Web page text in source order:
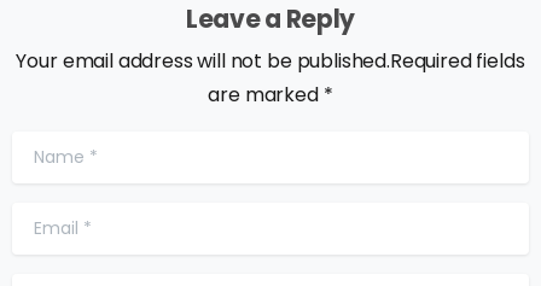
Leave a Reply
Your email address will not be published.Required fields
are marked *
Name*
Email*